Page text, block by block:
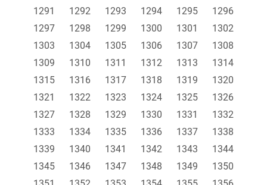
1291
1292 1293 1294 1295
1296
1297
1298 1299 1300 1301
1302
1303
1304 1305 1306 1307
1308
1309
1310 1311 1312 1313
1314
1315
1316 1317 1318 1319
1320
1321
1322 1323 1324 1325
1326
1327
1328 1329 1330 1331
1332
1333
1334 1335 1336 1337
1338
1339
1340 1341 1342 1343
1344
1345
1346 1347 1348 1349
1350